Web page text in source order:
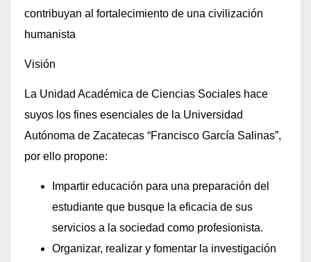
contribuyan al fortalecimiento de una civilización
humanista
Visión
La Unidad Académica de Ciencias Sociales hace
suyos los fines esenciales de la Universidad
Autónoma de Zacatecas “Francisco García Salinas”,
por ello propone:
Impartir educación para una preparación del
estudiante que busque la eficacia de sus
servicios a la sociedad como profesionista.
Organizar, realizar y fomentar la investigación